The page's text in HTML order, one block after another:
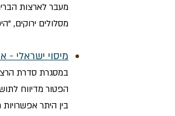
מעבר לארצות
מסלולים ירוקים,
מיסוי ישראלי - אמריקאי, הדקה ה-90:
בין היתר